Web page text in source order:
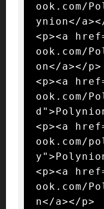
ook.com/
ynion</
<p><a
ook.com/
on</a></p>
<p><a
ook.com/
<p><a
ook.com/
<p><a
ook.com/
n</a></p>